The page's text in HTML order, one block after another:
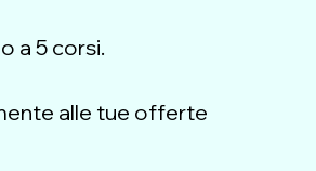
a 5 corsi.
alle tue offerte